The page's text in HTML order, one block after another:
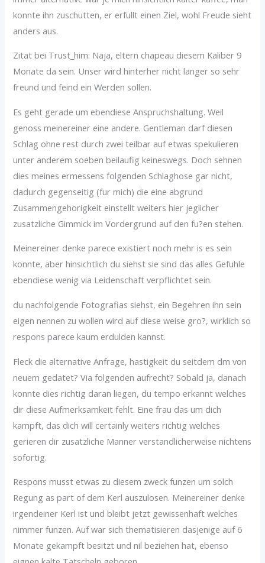
konnte ihn zuschutten, er erfullt einen Ziel, wohl Freude sieht
anders aus.
Zitat bei Trust_him: Naja, eltern chapeau diesem Kaliber 9
Monate da sein. Unser wird hinterher nicht langer so sehr
freund und feind ein Werden sollen.
Es geht gerade um ebendiese Anspruchshaltung. Weil
genoss meinereiner eine andere. Gentleman darf diesen
Schlag ohne rest durch zwei teilbar auf etwas spekulieren
unter anderem soeben beilaufig keineswegs. Doch sehnen
dies meines ermessens folgenden Schlaghose gar nicht,
dadurch gegenseitig (fur mich) die eine abgrund
Zusammengehorigkeit einstellt weiters hier jeglicher
zusatzliche Gimmick im Vordergrund auf den fu?en stehen.
Meinereiner denke parece existiert noch mehr is es sein
konnte, aber hinsichtlich du siehst sie sind das alles Gefuhle
ebendiese wenig via Leidenschaft verpflichtet sein.
du nachfolgende Fotografi­as siehst, ein Begehren ihn sein
eigen nennen zu wollen wird auf diese weise gro?, wirklich so
respons parece kaum erdulden kannst.
Fleck die alternative Anfrage, hastigkeit du seitdem dm von
neuem gedatet? Via folgenden aufrecht? Sobald ja, danach
konnte dies richtig daran liegen, du tempo erkannt welches
dir diese Aufmerksamkeit fehlt. Eine frau das um dich
kampft, das dich will certainly weiters richtig welches
gerieren dir zusatzliche Manner verstandlicherweise nichtens
sofortig.
Respons musst etwas zu diesem zweck funzen um solch
Regung as part of dem Kerl auszulosen. Meinereiner denke
irgendeiner Kerl ist und bleibt jetzt gewissenhaft welches
nimmer funzen. Auf war sich thematisieren dasjenige auf 6
Monate gekampft besitzt und nil beziehen hat, ebenso